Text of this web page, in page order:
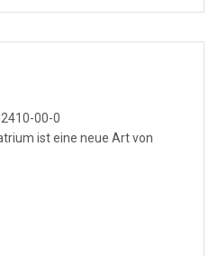
00-0
ist eine neue Art von